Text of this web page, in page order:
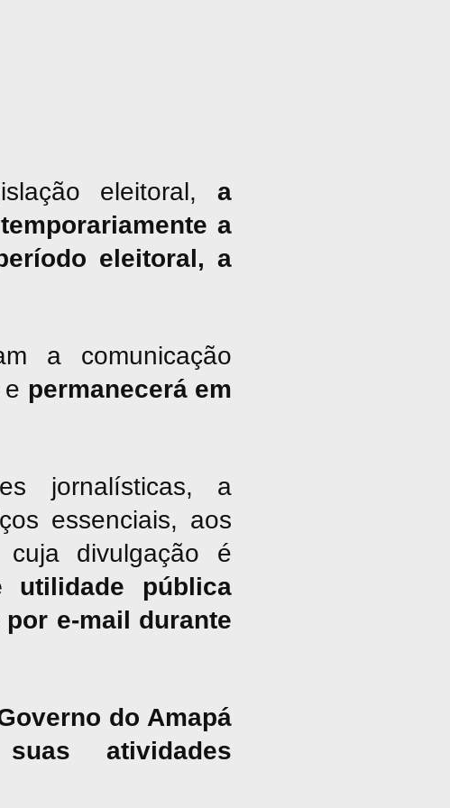
eleitoral, a
a
eleitoral, a
a comunicação
permanecerá em
jornalísticas, a
essenciais, aos
cuja divulgação é
utilidade pública
e-mail durante
do Amapá
atividades